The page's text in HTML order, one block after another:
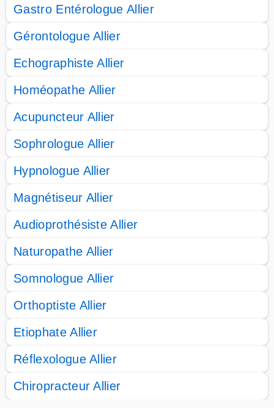
Gastro Entérologue Allier
Gérontologue Allier
Echographiste Allier
Homéopathe Allier
Acupuncteur Allier
Sophrologue Allier
Hypnologue Allier
Magnétiseur Allier
Audioprothésiste Allier
Naturopathe Allier
Somnologue Allier
Orthoptiste Allier
Etiophate Allier
Réflexologue Allier
Chiropracteur Allier